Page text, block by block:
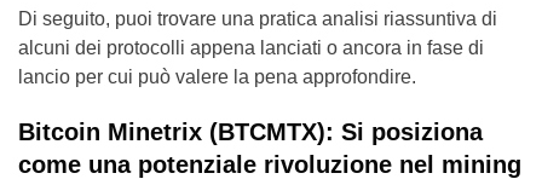
Di seguito, puoi trovare una pratica analisi riassuntiva di
alcuni dei protocolli appena lanciati o ancora in fase di
lancio per cui può valere la pena approfondire.
Bitcoin Minetrix (BTCMTX): Si posiziona
come una potenziale rivoluzione nel mining